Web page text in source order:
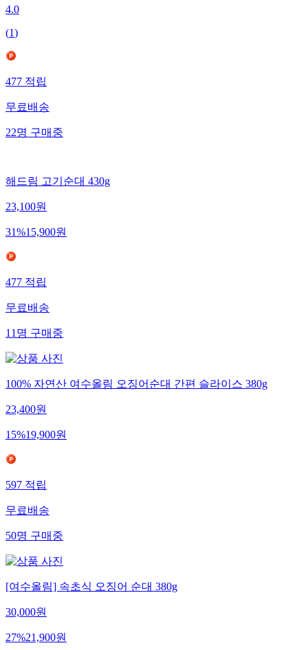
4.0
(1)
477적립
무료배송
22명구매중
해드림 고기순대 430g
23,100원
31%15,900원
477적립
무료배송
11명구매중
100% 자연산 여수올림 오징어순대 간편 슬라이스 380g
23,400원
15%19,900원
597적립
무료배송
50명구매중
[여수올림] 속초식 오징어 순대 380g
30,000원
27%21,900원